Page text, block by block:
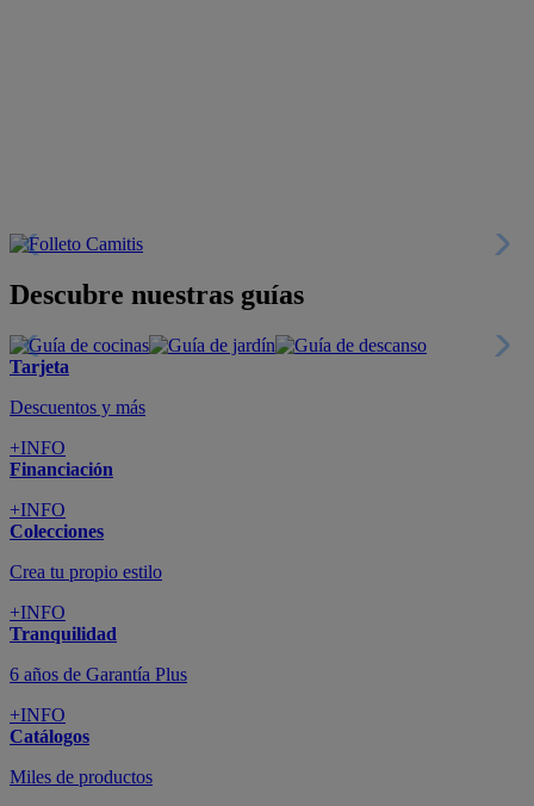
Descubre nuestras guías
Tarjeta
Descuentos y más
+INFO
Financiación
+INFO
Colecciones
Crea tu propio estilo
+INFO
Tranquilidad
6 años de Garantía Plus
+INFO
Catálogos
Miles de productos